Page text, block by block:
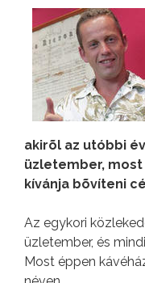
akirõl az utóbbi
üzletember,
kívánja bõvíteni
Az egykori
üzletember, és
Most éppen